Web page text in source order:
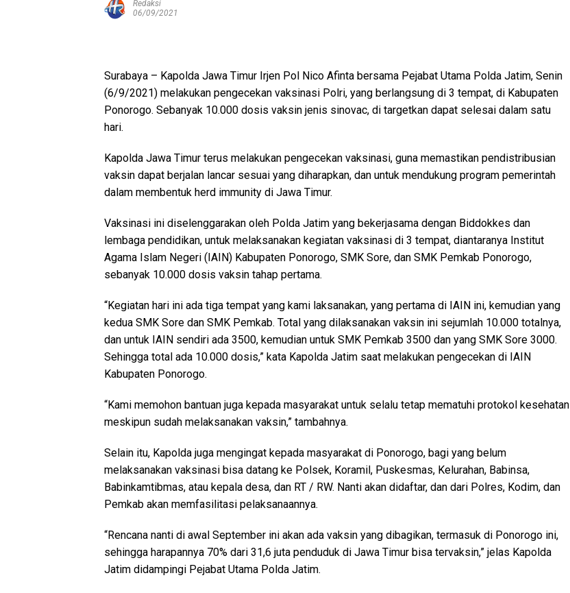
Redaksi
06/09/2021
Surabaya – Kapolda Jawa Timur Irjen Pol Nico Afinta bersama Pejabat Utama Polda Jatim, Senin
(6/9/2021) melakukan pengecekan vaksinasi Polri, yang berlangsung di 3 tempat, di Kabupaten
Ponorogo. Sebanyak 10.000 dosis vaksin jenis sinovac, di targetkan dapat selesai dalam satu
hari.
Kapolda Jawa Timur terus melakukan pengecekan vaksinasi, guna memastikan pendistribusian
vaksin dapat berjalan lancar sesuai yang diharapkan, dan untuk mendukung program pemerintah
dalam membentuk herd immunity di Jawa Timur.
Vaksinasi ini diselenggarakan oleh Polda Jatim yang bekerjasama dengan Biddokkes dan
lembaga pendidikan, untuk melaksanakan kegiatan vaksinasi di 3 tempat, diantaranya Institut
Agama Islam Negeri (IAIN) Kabupaten Ponorogo, SMK Sore, dan SMK Pemkab Ponorogo,
sebanyak 10.000 dosis vaksin tahap pertama.
“Kegiatan hari ini ada tiga tempat yang kami laksanakan, yang pertama di IAIN ini, kemudian yang
kedua SMK Sore dan SMK Pemkab. Total yang dilaksanakan vaksin ini sejumlah 10.000 totalnya,
dan untuk IAIN sendiri ada 3500, kemudian untuk SMK Pemkab 3500 dan yang SMK Sore 3000.
Sehingga total ada 10.000 dosis,” kata Kapolda Jatim saat melakukan pengecekan di IAIN
Kabupaten Ponorogo.
“Kami memohon bantuan juga kepada masyarakat untuk selalu tetap mematuhi protokol kesehatan
meskipun sudah melaksanakan vaksin,” tambahnya.
Selain itu, Kapolda juga mengingat kepada masyarakat di Ponorogo, bagi yang belum
melaksanakan vaksinasi bisa datang ke Polsek, Koramil, Puskesmas, Kelurahan, Babinsa,
Babinkamtibmas, atau kepala desa, dan RT / RW. Nanti akan didaftar, dan dari Polres, Kodim, dan
Pemkab akan memfasilitasi pelaksanaannya.
“Rencana nanti di awal September ini akan ada vaksin yang dibagikan, termasuk di Ponorogo ini,
sehingga harapannya 70% dari 31,6 juta penduduk di Jawa Timur bisa tervaksin,” jelas Kapolda
Jatim didampingi Pejabat Utama Polda Jatim.